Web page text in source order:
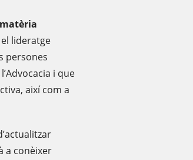
lideratge
persones
i que
així com a
a conèixer